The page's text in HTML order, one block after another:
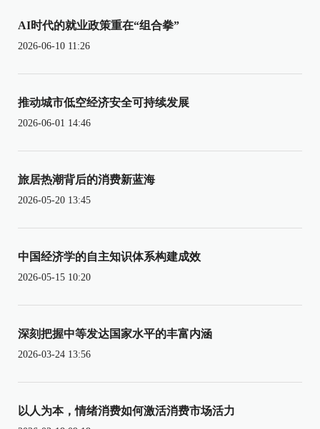
AI时代的就业政策重在“组合拳”
2026-06-10 11:26
推动城市低空经济安全可持续发展
2026-06-01 14:46
旅居热潮背后的消费新蓝海
2026-05-20 13:45
中国经济学的自主知识体系构建成效
2026-05-15 10:20
深刻把握中等发达国家水平的丰富内涵
2026-03-24 13:56
以人为本，情绪消费如何激活消费市场活力